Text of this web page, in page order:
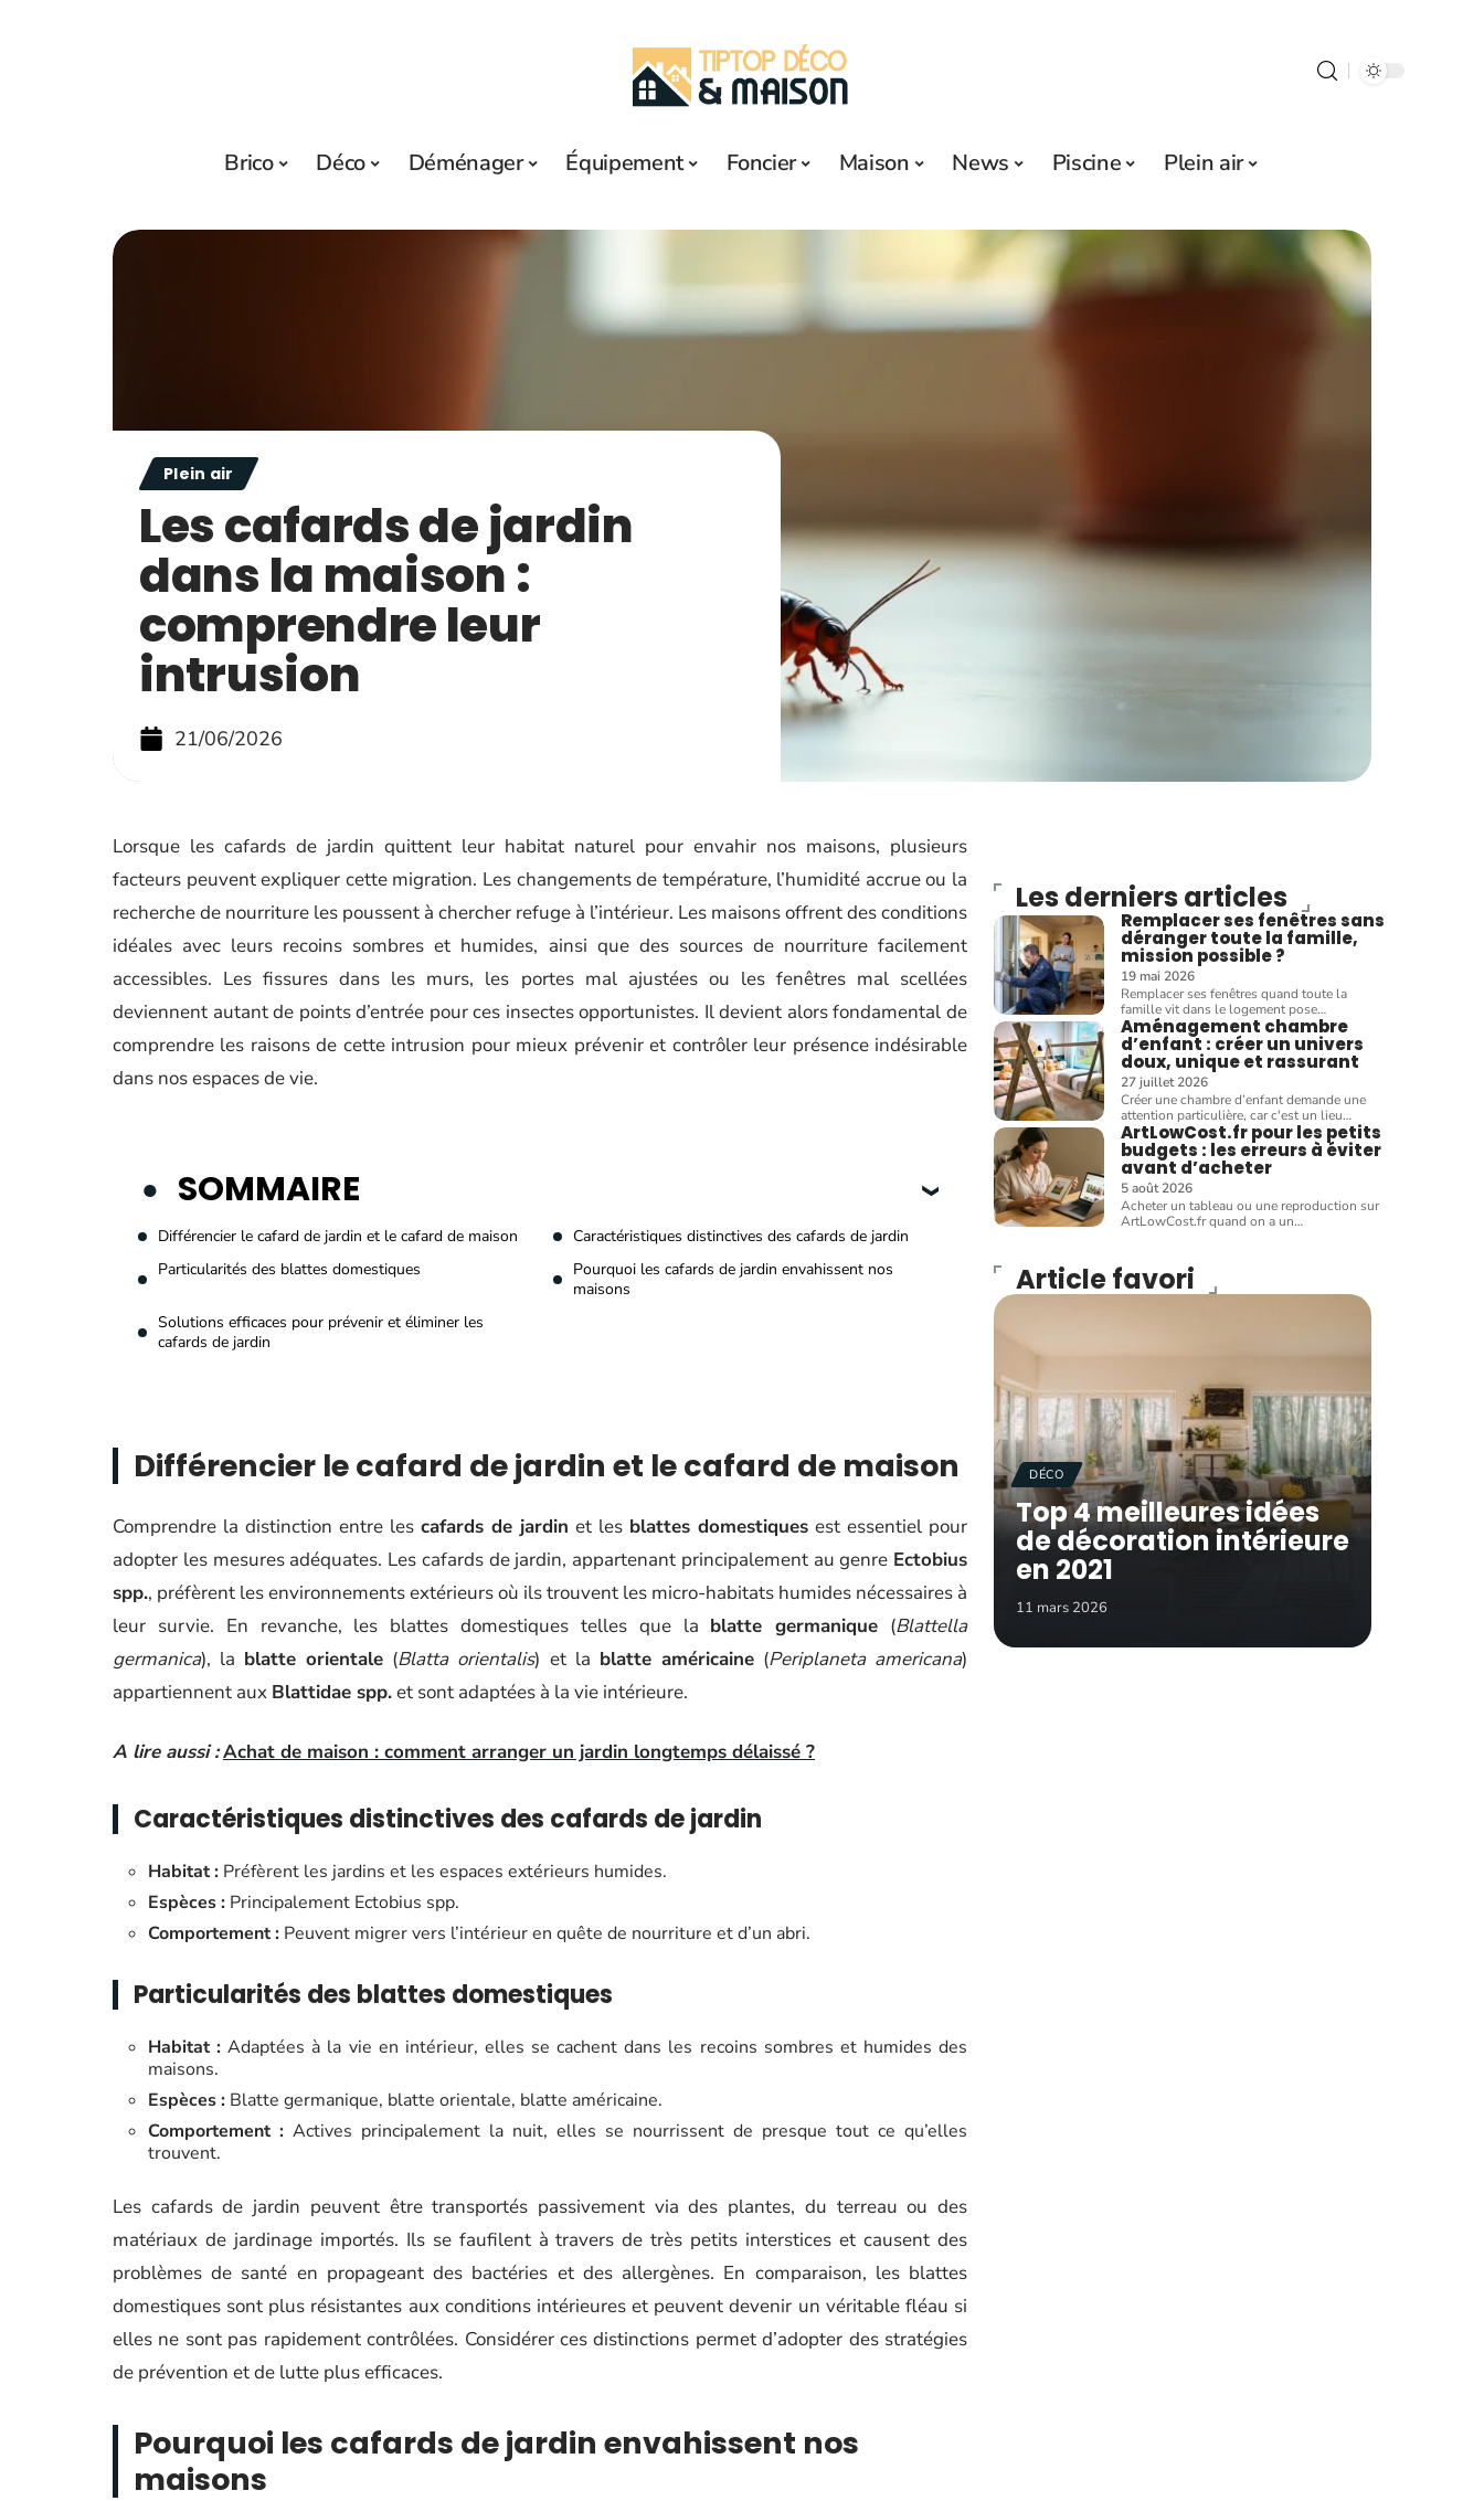
Brico Déco Déménager Équipement Foncier Maison News Piscine Plein air
Plein air
Les cafards de jardin
dans la maison :
comprendre leur
intrusion
21/06/2026
Lorsque les cafards de jardin quittent leur habitat naturel pour envahir nos maisons, plusieurs
facteurs peuvent expliquer cette migration. Les changements de température, l’humidité accrue ou la
recherche de nourriture les poussent à chercher refuge à l’intérieur. Les maisons offrent des conditions
idéales avec leurs recoins sombres et humides, ainsi que des sources de nourriture facilement
accessibles. Les fissures dans les murs, les portes mal ajustées ou les fenêtres mal scellées
deviennent autant de points d’entrée pour ces insectes opportunistes. Il devient alors fondamental de
comprendre les raisons de cette intrusion pour mieux prévenir et contrôler leur présence indésirable
dans nos espaces de vie.
SOMMAIRE
Différencier le cafard de jardin et le cafard de maison
Caractéristiques distinctives des cafards de jardin
Particularités des blattes domestiques
Pourquoi les cafards de jardin envahissent nos
maisons
Solutions efficaces pour prévenir et éliminer les
cafards de jardin
Différencier le cafard de jardin et le cafard de maison
Comprendre la distinction entre les cafards de jardin et les blattes domestiques est essentiel pour
adopter les mesures adéquates. Les cafards de jardin, appartenant principalement au genre Ectobius
spp., préfèrent les environnements extérieurs où ils trouvent les micro-habitats humides nécessaires à
leur survie. En revanche, les blattes domestiques telles que la blatte germanique (Blattella
germanica), la blatte orientale (Blatta orientalis) et la blatte américaine(Periplaneta americana)
appartiennent aux Blattidae spp.et sont adaptées à la vie intérieure.
A lire aussi :Achat de maison : comment arranger un jardin longtemps délaissé ?
Caractéristiques distinctives des cafards de jardin
Habitat : Préfèrent les jardins et les espaces extérieurs humides.
Espèces : Principalement Ectobius spp.
Comportement : Peuvent migrer vers l’intérieur en quête de nourriture et d’un abri.
Particularités des blattes domestiques
Habitat : Adaptées à la vie en intérieur, elles se cachent dans les recoins sombres et humides des
maisons.
Espèces : Blatte germanique, blatte orientale, blatte américaine.
Comportement : Actives principalement la nuit, elles se nourrissent de presque tout ce qu’elles
trouvent.
Les cafards de jardin peuvent être transportés passivement via des plantes, du terreau ou des
matériaux de jardinage importés. Ils se faufilent à travers de très petits interstices et causent des
problèmes de santé en propageant des bactéries et des allergènes. En comparaison, les blattes
domestiques sont plus résistantes aux conditions intérieures et peuvent devenir un véritable fléau si
elles ne sont pas rapidement contrôlées. Considérer ces distinctions permet d’adopter des stratégies
de prévention et de lutte plus efficaces.
Pourquoi les cafards de jardin envahissent nos
maisons
Les derniers articles
Remplacer ses fenêtres sans
déranger toute la famille,
mission possible ?
19 mai 2026
Remplacer ses fenêtres quand toute la
famille vit dans le logement pose…
Aménagement chambre
d’enfant : créer un univers
doux, unique et rassurant
27 juillet 2026
Créer une chambre d’enfant demande une
attention particulière, car c'est un lieu…
ArtLowCost.fr pour les petits
budgets : les erreurs à éviter
avant d’acheter
5 août 2026
Acheter un tableau ou une reproduction sur
ArtLowCost.fr quand on a un…
Article favori
DÉCO
Top 4 meilleures idées
de décoration intérieure
en 2021
11 mars 2026